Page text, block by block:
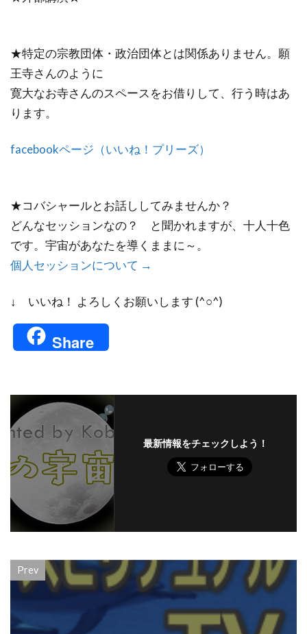
★特定の宗教団体・政治団体とは関係ありません。願
王寺さんのように
寛大なお寺さんのスペースをお借りして、行う時はあ
ります。
facebookページ（いいね！プリーズ）
★コバシャールとお話ししてみませんか？
どんなセッションなの？ と聞かれますが、十人十色
です。宇宙があなたを導くままに～。
個人セッションについて →
↓ いいね！ よろしくお願いします (^○^)
Share
最新情報をチェックしよう！
Prev